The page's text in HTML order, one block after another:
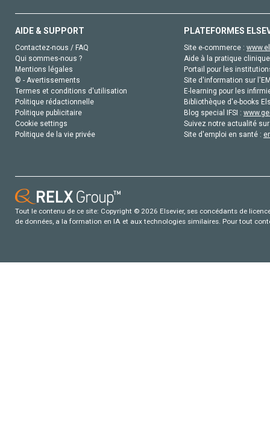
AIDE & SUPPORT
Contactez-nous / FAQ
Qui sommes-nous ?
Mentions légales
© - Avertissements
Termes et conditions d'utilisation
Politique rédactionnelle
Politique publicitaire
Cookie settings
Politique de la vie privée
PLATEFORMES
Site e-commerce :
Aide à la pratique
Portail pour les
Site d'information sur
E-learning pour les
Bibliothèque d'e-books
Blog special IFSI :
Suivez notre actualité
Site d'emploi en santé :
Tout le contenu de ce site: Copyright © 2026 Elsevier, ses concédants de
de données, a la formation en IA et aux technologies similaires. Pour tout